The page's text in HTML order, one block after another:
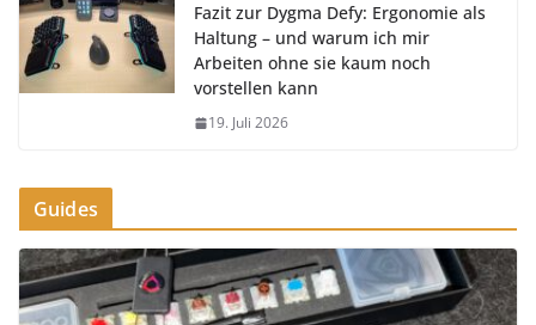
Fazit zur Dygma Defy: Ergonomie als
Haltung – und warum ich mir
Arbeiten ohne sie kaum noch
vorstellen kann
19. Juli 2026
Guides